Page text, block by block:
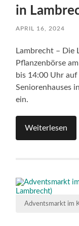
in
APRIL 16, 2024
Lambrecht – Die
Pflanzenbörse
bis 14:00 Uhr
Seniorenhauses
ein.
Weiterlesen
Adventsmarkt im